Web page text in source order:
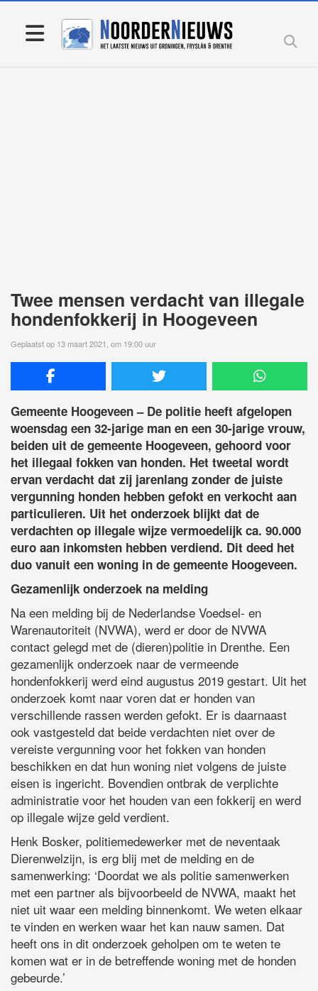
Twee mensen verdacht van illegale
hondenfokkerij in Hoogeveen
Geplaatst op 13 maart 2021, om 19:00 uur
Gemeente Hoogeveen – De politie heeft afgelopen
woensdag een 32-jarige man en een 30-jarige vrouw,
beiden uit de gemeente Hoogeveen, gehoord voor
het illegaal fokken van honden. Het tweetal wordt
ervan verdacht dat zij jarenlang zonder de juiste
vergunning honden hebben gefokt en verkocht aan
particulieren. Uit het onderzoek blijkt dat de
verdachten op illegale wijze vermoedelijk ca. 90.000
euro aan inkomsten hebben verdiend. Dit deed het
duo vanuit een woning in de gemeente Hoogeveen.
Gezamenlijk onderzoek na melding
Na een melding bij de Nederlandse Voedsel- en
Warenautoriteit (NVWA), werd er door de NVWA
contact gelegd met de (dieren)politie in Drenthe. Een
gezamenlijk onderzoek naar de vermeende
hondenfokkerij werd eind augustus 2019 gestart. Uit het
onderzoek komt naar voren dat er honden van
verschillende rassen werden gefokt. Er is daarnaast
ook vastgesteld dat beide verdachten niet over de
vereiste vergunning voor het fokken van honden
beschikken en dat hun woning niet volgens de juiste
eisen is ingericht. Bovendien ontbrak de verplichte
administratie voor het houden van een fokkerij en werd
op illegale wijze geld verdient.
Henk Bosker, politiemedewerker met de neventaak
Dierenwelzijn, is erg blij met de melding en de
samenwerking: ‘Doordat we als politie samenwerken
met een partner als bijvoorbeeld de NVWA, maakt het
niet uit waar een melding binnenkomt. We weten elkaar
te vinden en werken waar het kan nauw samen. Dat
heeft ons in dit onderzoek geholpen om te weten te
komen wat er in de betreffende woning met de honden
gebeurde.’